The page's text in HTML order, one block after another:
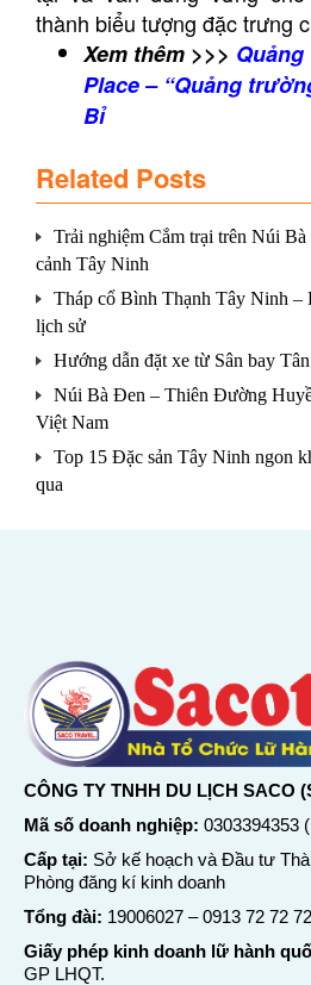
thành biểu tượng đặc trưng
Xem thêm >>>
Place – “Quảng
Bỉ
Related Posts
Trải nghiệm Cắm trại trên Núi
cảnh Tây Ninh
Tháp cổ Bình Thạnh Tây Ninh –
lịch sử
Hướng dẫn đặt xe từ Sân bay
Núi Bà Đen – Thiên Đường
Việt Nam
Top 15 Đặc sản Tây Ninh ngon
qua
CÔNG TY TNHH DU LỊCH SACO
Mã số doanh nghiệp: 0303394353
Cấp tại: Sở kế hoạch và Đầu tư
Phòng đăng kí kinh doanh
Tổng đài: 19006027 –0913 72 72 72
Giấy phép kinh doanh lữ hành
GP LHQT.